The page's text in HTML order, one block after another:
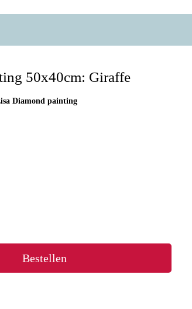
50x40cm: Giraffe
Diamond painting
Bestellen